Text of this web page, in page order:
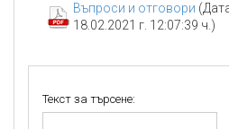
Въпроси и отговори
18.02.2021 г. 12:07:39 ч.)
Текст за търсене: